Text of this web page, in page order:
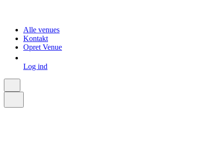
Alle venues
Kontakt
Opret Venue
Log ind